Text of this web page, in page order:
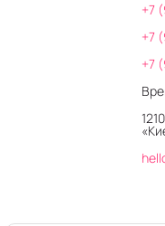
+7
+7
+7